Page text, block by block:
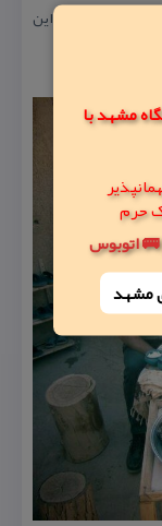
و اقامتگاه مشهد با
🚌 اتوبوس
مشهد
بگذرانید و این